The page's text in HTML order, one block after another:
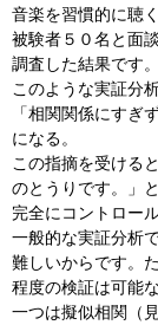
音楽を習慣的に聴
被験者５０名と面
調査した結果です。
このような実証分
「相関関係にすぎ
になる。
この指摘を受ける
のとうりです。」
完全にコントロー
一般的な実証分析
難しいからです。
程度の検証は可能
一つは擬似相関（